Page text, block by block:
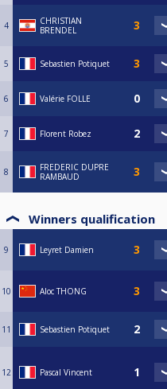
4
CHRISTIAN
BRENDEL
5 Sebastien Potiquet
6 Valérie FOLLE
7 Florent Robez
8
FREDERIC DUPRE
RAMBAUD
Winners qualification
9 Leyret Damien
10 Aloc THONG
11 Sebastien Potiquet
12 Pascal Vincent